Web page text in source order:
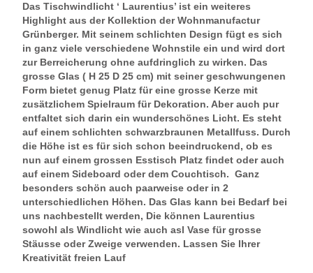
Das Tischwindlicht ‘ Laurentius’ ist ein weiteres
Highlight aus der Kollektion der Wohnmanufactur
Grünberger. Mit seinem schlichten Design fügt es sich
in ganz viele verschiedene Wohnstile ein und wird dort
zur Berreicherung ohne aufdringlich zu wirken. Das
grosse Glas ( H 25 D 25 cm) mit seiner geschwungenen
Form bietet genug Platz für eine grosse Kerze mit
zusätzlichem Spielraum für Dekoration. Aber auch pur
entfaltet sich darin ein wunderschönes Licht. Es steht
auf einem schlichten schwarzbraunen Metallfuss. Durch
die Höhe ist es für sich schon beeindruckend, ob es
nun auf einem grossen Esstisch Platz findet oder auch
auf einem Sideboard oder dem Couchtisch. Ganz
besonders schön auch paarweise oder in 2
unterschiedlichen Höhen. Das Glas kann bei Bedarf bei
uns nachbestellt werden, Die können Laurentius
sowohl als Windlicht wie auch asl Vase für grosse
Stäusse oder Zweige verwenden. Lassen Sie Ihrer
Kreativität freien Lauf